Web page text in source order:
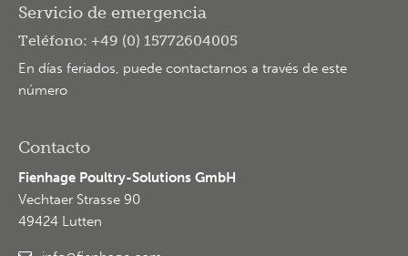
Servicio de emergencia
Teléfono: +49 (0) 15772604005
En días feriados, puede contactarnos a través de este
número
Contacto
Fienhage Poultry-Solutions GmbH
Vechtaer Strasse 90
49424 Lutten